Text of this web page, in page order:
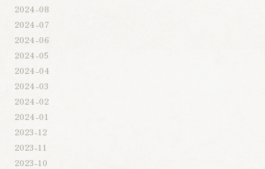
2024-08
2024-07
2024-06
2024-05
2024-04
2024-03
2024-02
2024-01
2023-12
2023-11
2023-10